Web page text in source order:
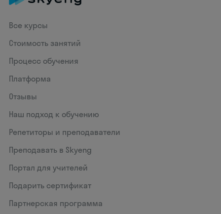
Все курсы
Стоимость занятий
Процесс обучения
Платформа
Отзывы
Наш подход к обучению
Репетиторы и преподаватели
Преподавать в Skyeng
Портал для учителей
Подарить сертификат
Партнерская программа